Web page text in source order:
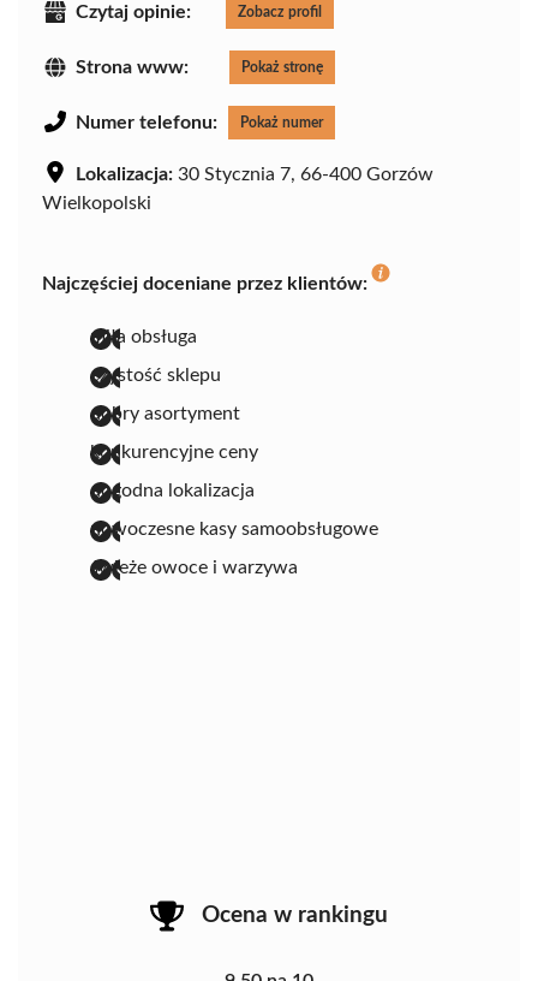
Czytaj opinie: Zobacz profil
Strona www: Pokaż stronę
Numer telefonu: Pokaż numer
Lokalizacja: 30 Stycznia 7, 66-400 Gorzów
Wielkopolski
Najczęściej doceniane przez klientów:
miła obsługa
czystość sklepu
dobry asortyment
konkurencyjne ceny
dogodna lokalizacja
nowoczesne kasy samoobsługowe
świeże owoce i warzywa
Ocena w rankingu